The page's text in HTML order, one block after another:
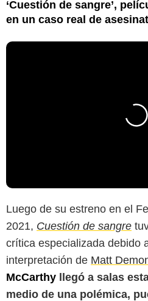
‘Cuestión de sangre’,
en un caso real de
Luego de su estreno en el
2021, Cuestión de sangre
crítica especializada debido
interpretación de Matt
McCarthy llegó a salas
medio de una polémica,